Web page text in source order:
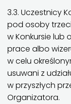
3.3. Uczestnicy
pod osoby
w Konkursie lub
prace albo
w celu
usuwani z
w przyszłych
Organizatora.